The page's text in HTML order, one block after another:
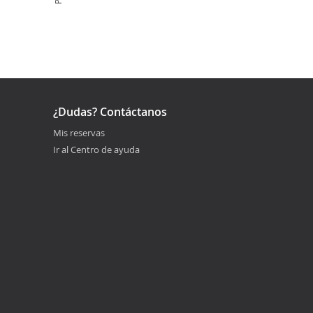
¿Dudas? Contáctanos
Mis reservas
Ir al Centro de ayuda